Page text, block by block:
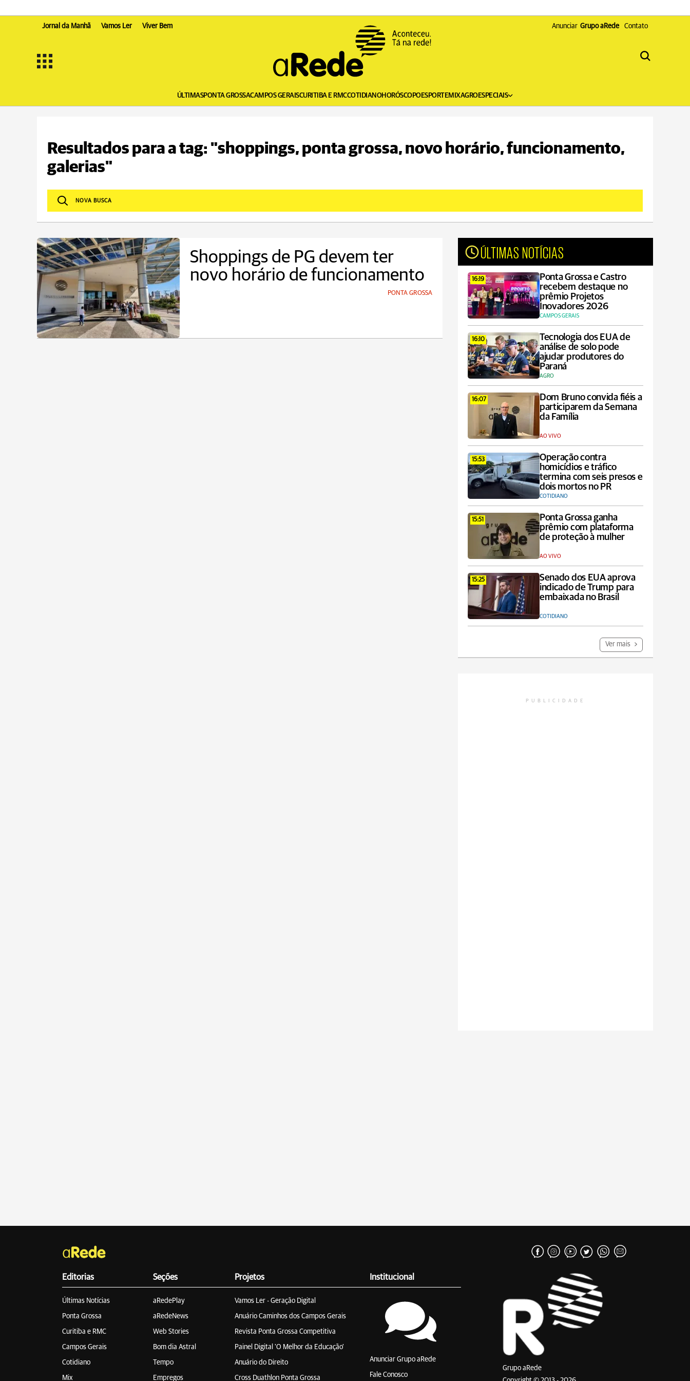
Jornal da Manhã Vamos Ler Viver Bem Anunciar Grupo aRede Contato
ÚLTIMASPONTA GROSSACAMPOS GERAISCURITIBA E RMCCOTIDIANOHORÓSCOPOESPORTEMIXAGROESPECIAIS
Resultados para a tag: "shoppings, ponta grossa, novo horário, funcionamento,
galerias"
Shoppings de PG devem ter
novo horário de funcionamento
PONTA GROSSA
ÚLTIMAS NOTÍCIAS
16:19
Ponta Grossa e Castro
recebem destaque no
prêmio Projetos
Inovadores 2026
CAMPOS GERAIS
16:10
Tecnologia dos EUA de
análise de solo pode
ajudar produtores do
Paraná
AGRO
16:07
Dom Bruno convida fiéis a
participarem da Semana
da Família
AO VIVO
15:53
Operação contra
homicídios e tráfico
termina com seis presos e
dois mortos no PR
COTIDIANO
15:51
Ponta Grossa ganha
prêmio com plataforma
de proteção à mulher
AO VIVO
15:25
Senado dos EUA aprova
indicado de Trump para
embaixada no Brasil
COTIDIANO
Ver mais
PUBLICIDADE
Editorias
Últimas Notícias
Ponta Grossa
Curitiba e RMC
Campos Gerais
Cotidiano
Mix
Seções
aRedePlay
aRedeNews
Web Stories
Bom dia Astral
Tempo
Empregos
Projetos
Vamos Ler - Geração Digital
Anuário Caminhos dos Campos Gerais
Revista Ponta Grossa Competitiva
Painel Digital 'O Melhor da Educação'
Anuário do Direito
Cross Duathlon Ponta Grossa
Institucional
Anunciar Grupo aRede
Fale Conosco
Grupo aRede